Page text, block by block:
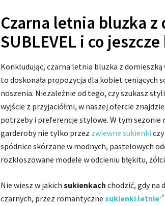
Czarna letnia bluzka
SUBLEVEL i co
Konkludując, czarna letnia bluzka z domieszką
to doskonała propozycja dla kobiet ceniących
noszenia. Niezależnie od tego, czy szukasz
wyjście z przyjaciółmi, w naszej ofercie
potrzeby i preferencje stylowe. W tym sezonie
garderoby nie tylko przez zwiewne sukienki
spódnice skórzane w modnych, pastelowych
rozkloszowane modele w odcieniu błękitu,
Nie wiesz w jakich sukienkach chodzić, gdy na
czarnych, przez romantyczne sukienki letnie